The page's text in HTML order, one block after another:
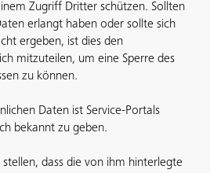
Zugriff Dritter schützen. Sollten
erlangt haben oder sollte sich
ergeben, ist dies den
mitzuteilen, um eine Sperre des
zu können.
Daten ist Service-Portals
bekannt zu geben.
dass die von ihm hinterlegte